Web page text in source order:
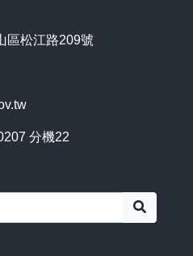
區松江路209號
分機22